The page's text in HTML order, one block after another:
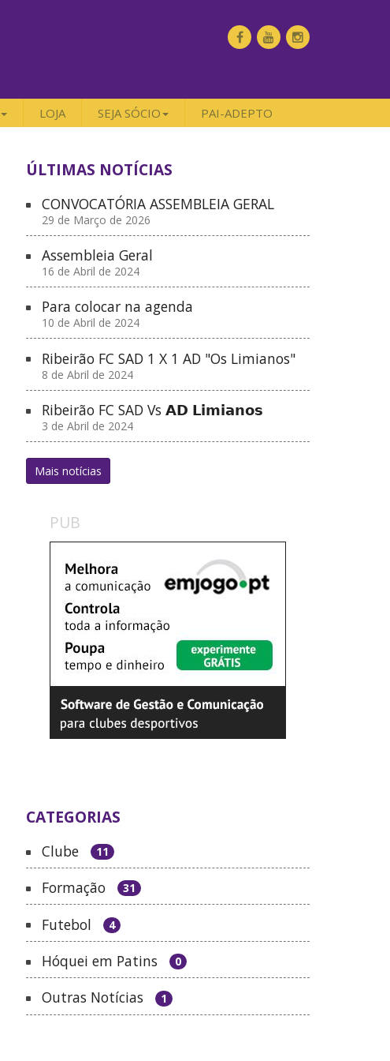
LOJA SEJA SÓCIO PAI-ADEPTO
ÚLTIMAS NOTÍCIAS
CONVOCATÓRIA ASSEMBLEIA GERAL
29 de Março de 2026
Assembleia Geral
16 de Abril de 2024
Para colocar na agenda
10 de Abril de 2024
Ribeirão FC SAD 1 X 1 AD "Os Limianos"
8 de Abril de 2024
Ribeirão FC SAD Vs 𝗔𝗗 𝗟𝗶𝗺𝗶𝗮𝗻𝗼𝘀
3 de Abril de 2024
Mais notícias
PUB
CATEGORIAS
Clube 11
Formação 31
Futebol 4
Hóquei em Patins 0
Outras Notícias 1